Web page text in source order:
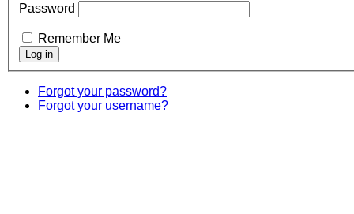
Password
Remember Me
Forgot your password?
Forgot your username?